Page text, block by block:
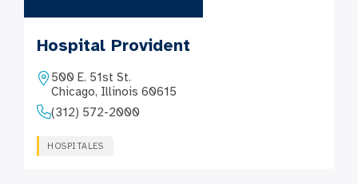
Hospital Provident
500 E. 51st St.
Chicago, Illinois 60615
(312) 572-2000
HOSPITALES